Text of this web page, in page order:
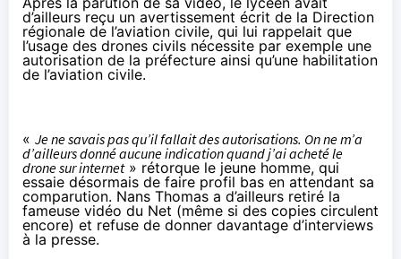
d’ailleurs reçu un avertissement écrit de la Direction
régionale de l’aviation civile, qui lui rappelait que
l’usage des drones civils nécessite par exemple une
autorisation de la préfecture ainsi qu’une habilitation
de l’aviation civile.
« Je ne savais pas qu’il fallait des autorisations. On ne m’a
d’ailleurs donné aucune indication quand j’ai acheté le
drone sur internet» rétorque le jeune homme, qui
essaie désormais de faire profil bas en attendant sa
comparution. Nans Thomas a d’ailleurs retiré la
fameuse vidéo du Net (même si des copies circulent
encore) et refuse de donner davantage d’interviews
à la presse.